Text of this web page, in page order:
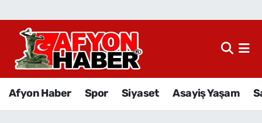
Afyon Haber Spor Siyaset Asayiş Yaşam
Afyon Haber